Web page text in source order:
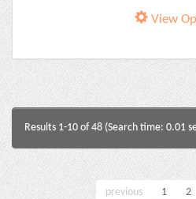
View
Results 1-10 of 48 (Search time: 0.01
previous 1 2